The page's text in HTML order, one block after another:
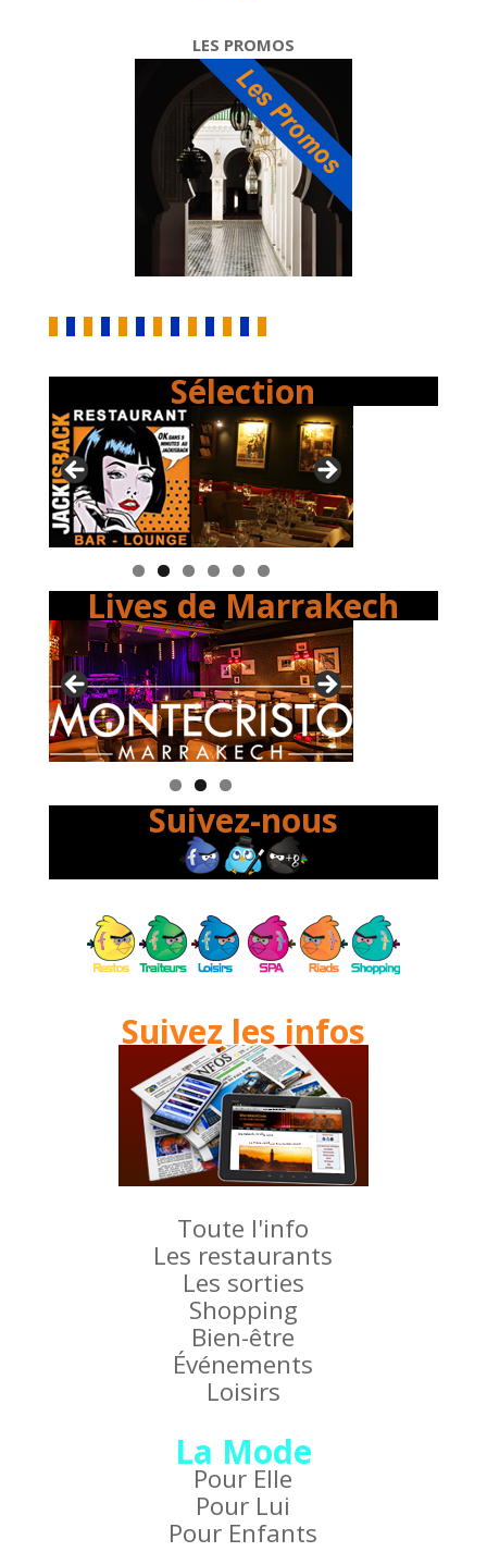
LES PROMOS
Sélection
Lives de Marrakech
Suivez-nous
Suivez les infos
Toute l'info
Les restaurants
Les sorties
Shopping
Bien-être
Événements
Loisirs
La Mode
Pour Elle
Pour Lui
Pour Enfants